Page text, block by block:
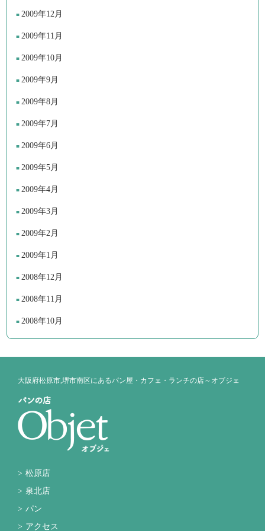
2009年12月
2009年11月
2009年10月
2009年9月
2009年8月
2009年7月
2009年6月
2009年5月
2009年4月
2009年3月
2009年2月
2009年1月
2008年12月
2008年11月
2008年10月
大阪府松原市,堺市南区にあるパン屋・カフェ・ランチの店～オブジェ
松原店
泉北店
パン
アクセス